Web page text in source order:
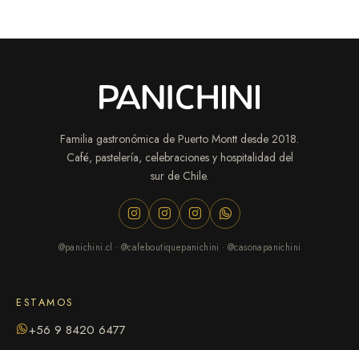
Familia gastronómica de Puerto Montt desde 2018.
Café, pastelería, celebraciones y hospitalidad del
sur de Chile.
@panichini.cl · @cafeboutiquepanichini · @casonapanichini
ESTAMOS
+56 9 8420 6477